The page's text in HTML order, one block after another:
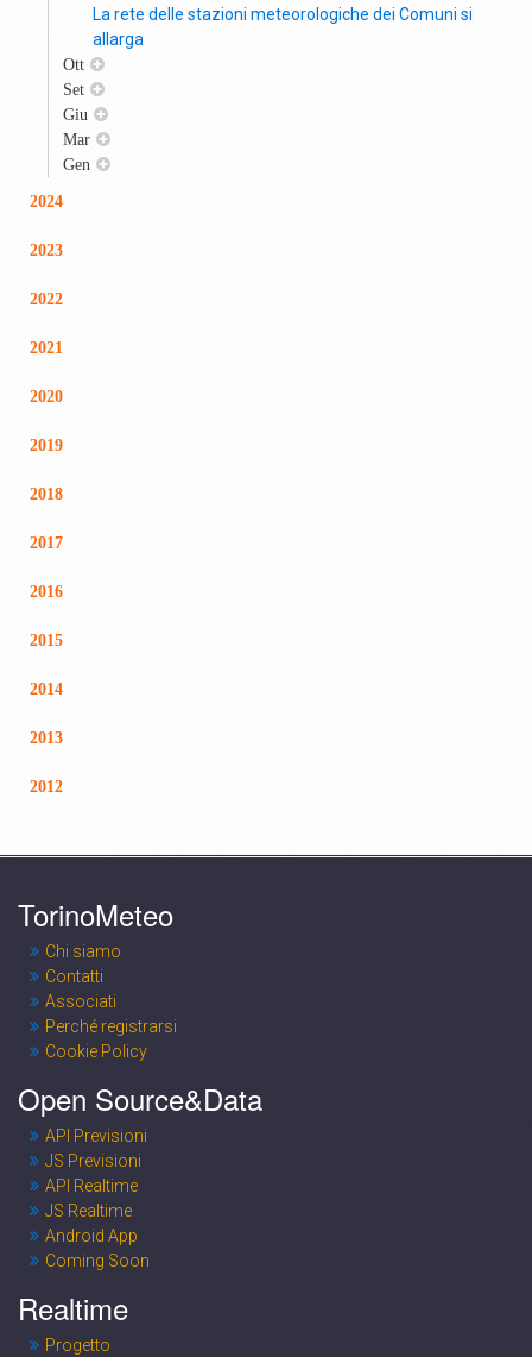
La rete delle stazioni meteorologiche dei Comuni si
allarga
Ott
Set
Giu
Mar
Gen
2024
2023
2022
2021
2020
2019
2018
2017
2016
2015
2014
2013
2012
TorinoMeteo
Chi siamo
Contatti
Associati
Perché registrarsi
Cookie Policy
Open Source&Data
API Previsioni
JS Previsioni
API Realtime
JS Realtime
Android App
Coming Soon
Realtime
Progetto